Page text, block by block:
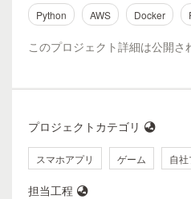
Python AWS Docker
このプロジェクト詳細は公開さ
プロジェクトカテゴリ
スマホアプリ ゲーム 自社
担当工程